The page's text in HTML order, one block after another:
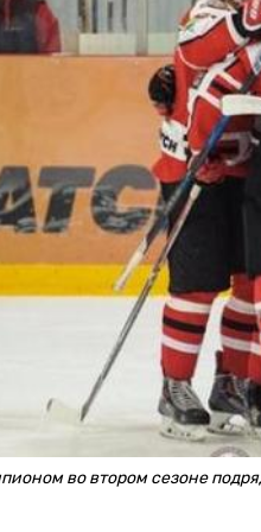
во втором сезоне